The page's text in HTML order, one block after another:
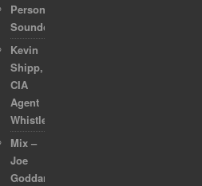
Personal
Soundcollection
Kevin
Shipp,
CIA
Agent
Whistleblower
Mix –
Joe
Goddard